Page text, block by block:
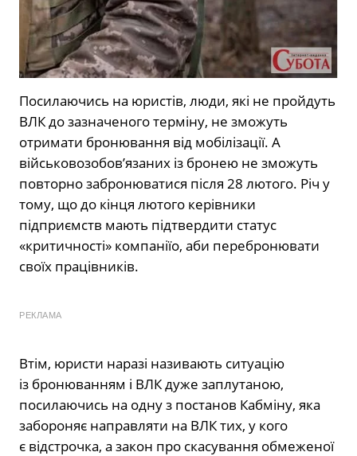
Посилаючись на юристів, люди, які не пройдуть
ВЛК до зазначеного терміну, не зможуть
отримати бронювання від мобілізації. А
військовозобов’язаних із бронею не зможуть
повторно забронюватися після 28 лютого. Річ у
тому, що до кінця лютого керівники
підприємств мають підтвердити статус
«критичності» компаніїо, аби перебронювати
своїх працівників.
РЕКЛАМА
Втім, юристи наразі називають ситуацію
із бронюванням і ВЛК дуже заплутаною,
посилаючись на одну з постанов Кабміну, яка
забороняє направляти на ВЛК тих, у кого
є відстрочка, а закон про скасування обмеженої